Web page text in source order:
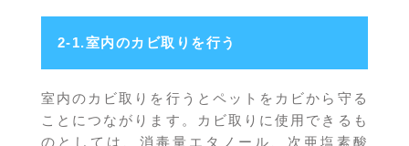
2-1.室内のカビ取りを行う
室内のカビ取りを行うとペットをカビから守る
ことにつながります。カビ取りに使用できるも
のとしては、消毒量エタノール、次亜塩素酸